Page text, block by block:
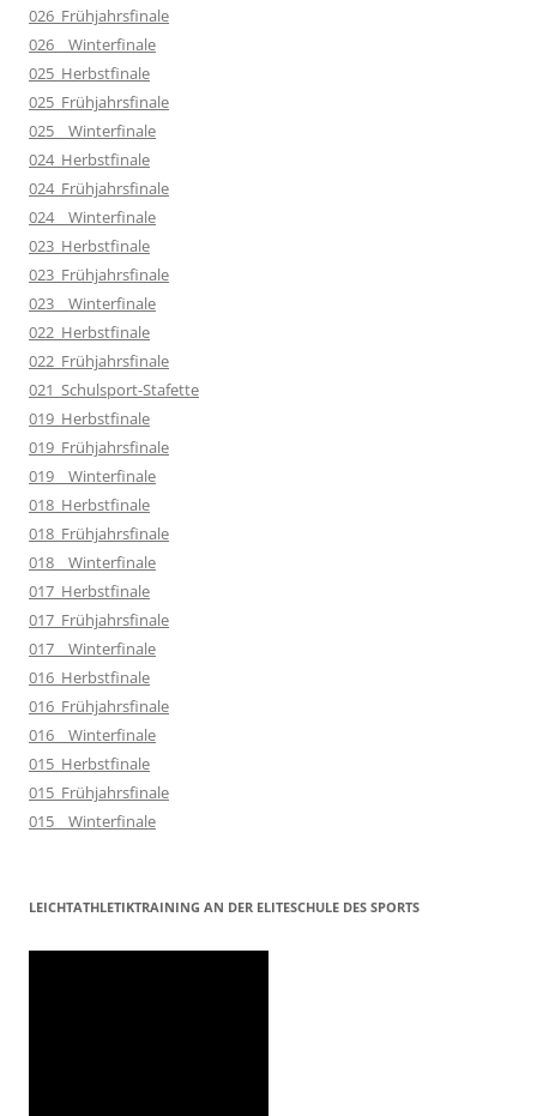
026_Frühjahrsfinale
026__Winterfinale
025_Herbstfinale
025_Frühjahrsfinale
025__Winterfinale
024_Herbstfinale
024_Frühjahrsfinale
024__Winterfinale
023_Herbstfinale
023_Frühjahrsfinale
023__Winterfinale
022_Herbstfinale
022_Frühjahrsfinale
021_Schulsport-Stafette
019_Herbstfinale
019_Frühjahrsfinale
019__Winterfinale
018_Herbstfinale
018_Frühjahrsfinale
018__Winterfinale
017_Herbstfinale
017_Frühjahrsfinale
017__Winterfinale
016_Herbstfinale
016_Frühjahrsfinale
016__Winterfinale
015_Herbstfinale
015_Frühjahrsfinale
015__Winterfinale
LEICHTATHLETIKTRAINING AN DER ELITESCHULE DES SPORTS